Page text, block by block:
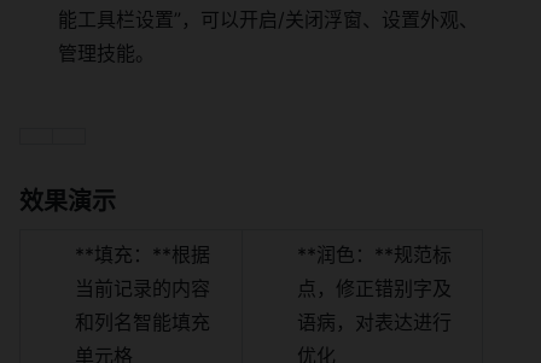
能工具栏设置”，可以开启/关闭浮窗、设置外观、
管理技能。
效果演示
**填充：**根据
当前记录的内容
和列名智能填充
单元格
**润色：**规范标
点，修正错别字及
语病，对表达进行
优化